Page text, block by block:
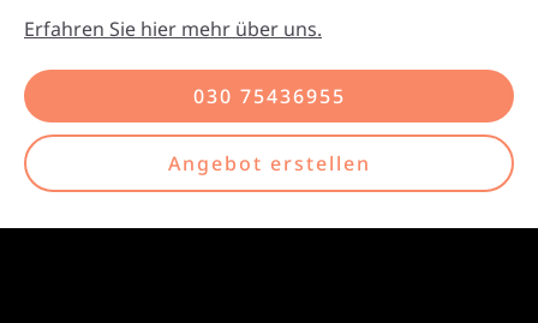
Erfahren Sie hier mehr über uns.
030 75436955
Angebot erstellen